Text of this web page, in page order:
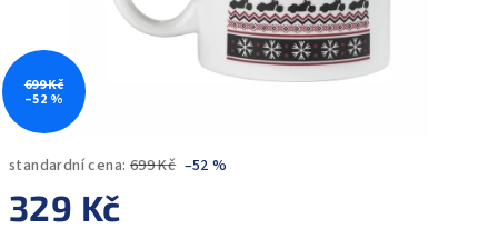
standardní cena: 699 Kč –52 %
329 Kč
699 Kč
–52 %